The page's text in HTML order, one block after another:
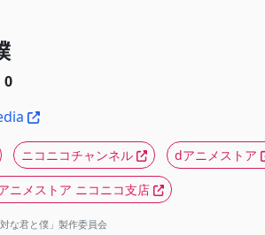
0
ニコニコチャンネル dアニメストア
ニメストア ニコニコ支店
な君と僕」製作委員会